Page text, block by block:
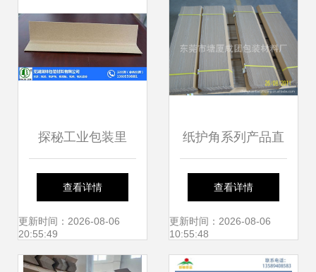
探秘工业包装里
的“隐形脊梁” 池州
纸护角、瓦楞纸护
角与芜湖润林的深
查看详情
更新时间：2026-08-06
20:55:49
纸护角系列产品直
销 价廉质优，L形
护角与角纸图片全
查看详情
更新时间：2026-08-06
10:55:48